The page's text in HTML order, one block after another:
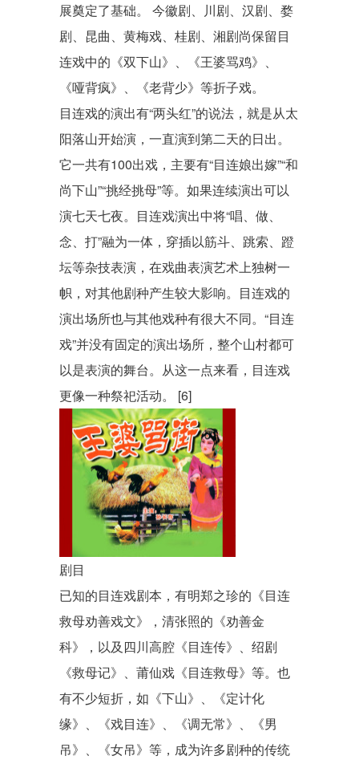
展奠定了基础。 今徽剧、 川剧、 汉剧、 婺
剧、 昆曲、 黄梅戏、 桂剧、 湘剧尚保留目
连戏中的《双下山》、《王婆骂鸡》、
《哑背疯》、《老背少》等折子戏。
目连戏的演出有“两头红”的说法，就是从太
阳落山开始演，一直演到第二天的日出。
它一共有100出戏，主要有“目连娘出嫁”“和
尚下山”“挑经挑母”等。如果连续演出可以
演七天七夜。目连戏演出中将“唱、做、
念、打”融为一体，穿插以筋斗、 跳索、蹬
坛等杂技表演，在戏曲表演艺术上独树一
帜，对其他剧种产生较大影响。目连戏的
演出场所也与其他戏种有很大不同。“目连
戏”并没有固定的演出场所，整个山村都可
以是表演的舞台。从这一点来看，目连戏
更像一种祭祀活动。 [6]
剧目
已知的目连戏剧本，有明郑之珍的《目连
救母劝善戏文》，清张照的《劝善金
科》，以及四川高腔《目连传》、 绍剧
《救母记》、 莆仙戏 《目连救母》等。也
有不少短折，如 《下山》 、《定计化
缘》、《戏目连》、《调无常》、
《男
吊》 、 《女吊》 等，成为许多剧种的传统